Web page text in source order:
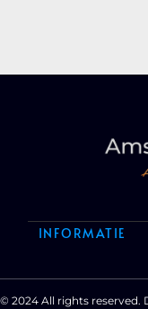
INFORMATIE
© 2024 All rights reserved.